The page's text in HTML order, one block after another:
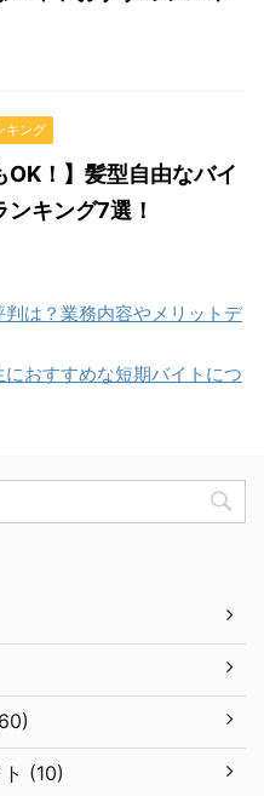
キング
OK！】髪型自由なバイ
ンキング7選！
は？業務内容やメリットデ
おすすめな短期バイトにつ
(10)